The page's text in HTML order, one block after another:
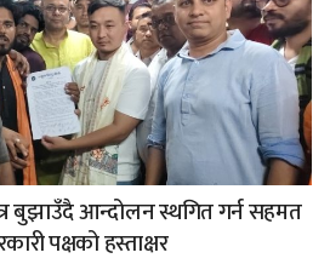
बुझाउँदै आन्दोलन स्थगित गर्न सहमत
पक्षको हस्ताक्षर